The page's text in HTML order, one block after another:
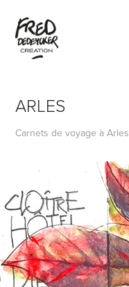
ARLES
Carnets de voyage à Arles